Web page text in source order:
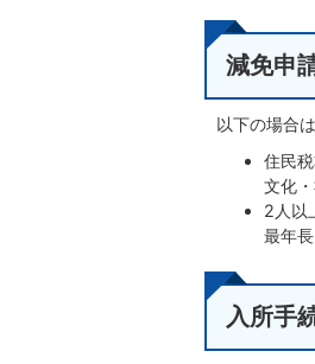
減免申
以下の場合
住民
文化
2人以
最年
入所手